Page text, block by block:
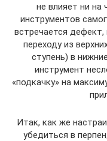
не влияет ни на
инструментов
встречается
переходу из
ступень) в
инструмент
«подкачку» на
Итак, как же
убедиться в